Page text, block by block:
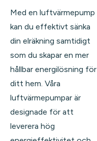
Med en luftvärmepump
kan du effektivt sänka
din elräkning samtidigt
som du skapar en mer
hållbar energilösning för
ditt hem. Våra
luftvärmepumpar är
designade för att
leverera hög